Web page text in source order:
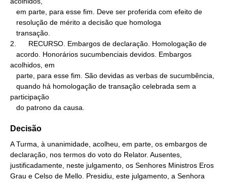
2.      RECURSO. Embargos de declaração. Homologação de
acolhidos, em
participação
   do patrono da causa.
Decisão
A Turma, à unanimidade, acolheu, em parte, os embargos de
declaração, nos termos do voto do Relator. Ausentes,
justificadamente, neste julgamento, os Senhores Ministros Eros
Grau e Celso de Mello. Presidiu, este julgamento, a Senhora